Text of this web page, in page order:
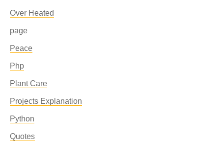
Over Heated
page
Peace
Php
Plant Care
Projects Explanation
Python
Quotes